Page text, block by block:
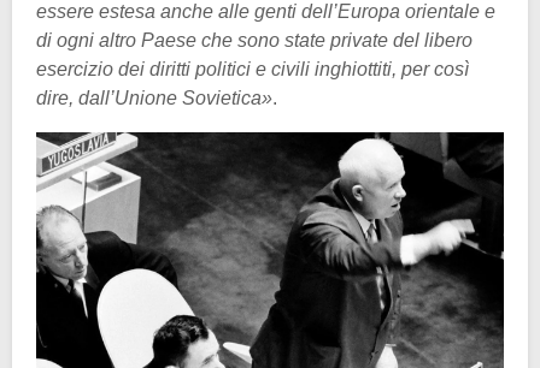
essere estesa anche alle genti dell’Europa orientale e
di ogni altro Paese che sono state private del libero
esercizio dei diritti politici e civili inghiottiti, per così
dire, dall’Unione Sovietica».